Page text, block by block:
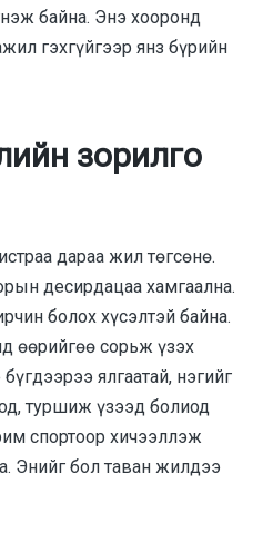
байна. Энэ хооронд
гэхгүйгээр янз бүрийн
зорилго
дараа жил төгсөнө.
десирдацаа хамгаална.
болох хүсэлтэй байна.
өөрийгөө сорьж үзэх
ялгаатай, нэгийг
туршиж үзээд болиод
спортоор хичээллэж
Энийг бол таван жилдээ